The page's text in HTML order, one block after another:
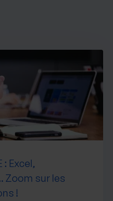
: Excel,
Zoom sur les
!